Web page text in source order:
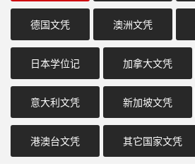
德国文凭 澳洲文凭
日本学位记 加拿大文凭
意大利文凭 新加坡文凭
港澳台文凭 其它国家文凭